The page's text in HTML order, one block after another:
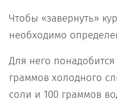
Чтобы «завернуть»
необходимо
Для него
граммов холодного
соли и 100 граммов